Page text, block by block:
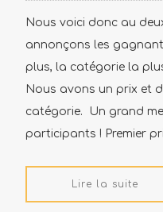
Nous voici donc au
annonçons les
plus, la catégorie la
Nous avons un prix et
catégorie. Un grand
participants ! Premier
Lire la suite